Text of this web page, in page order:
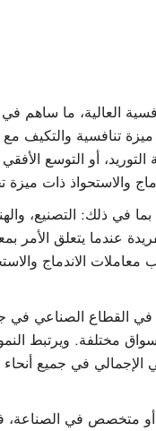
العالية، ما ساهم في
تنافسية والتكيف
أو التوسع
والاستحواذ ذات ميزة
ذلك: التصنيع،
عندما يتعلق الأمر
الاندماج
القطاع الصناعي في
مختلفة. ويرتبط النمو
الإجمالي في جميع
في الصناعة،